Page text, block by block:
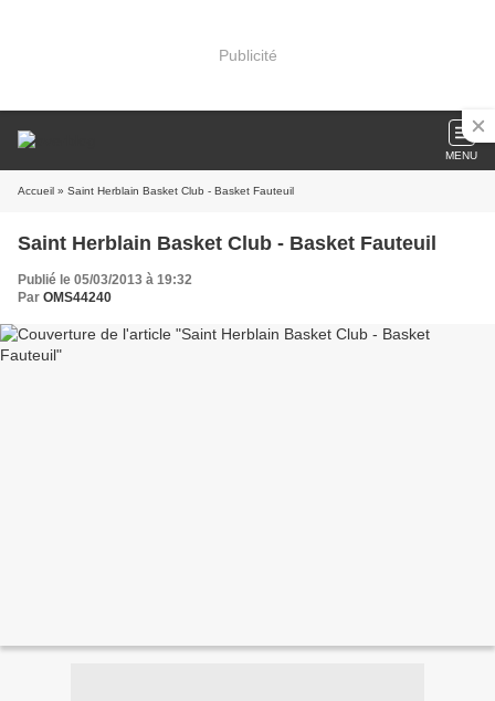
Publicité
MENU
Accueil » Saint Herblain Basket Club - Basket Fauteuil
Saint Herblain Basket Club - Basket Fauteuil
Publié le 05/03/2013 à 19:32
Par OMS44240